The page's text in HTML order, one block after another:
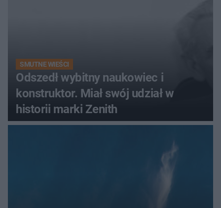
SMUTNE WIEŚCI
Odszedł wybitny naukowiec i
konstruktor. Miał swój udział w
historii marki Zenith